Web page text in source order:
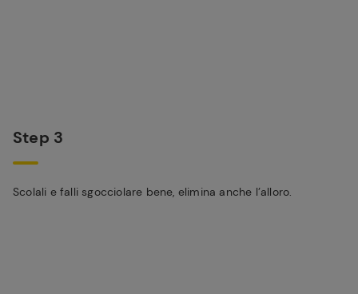
Step 3
Scolali e falli sgocciolare bene, elimina anche l’alloro.